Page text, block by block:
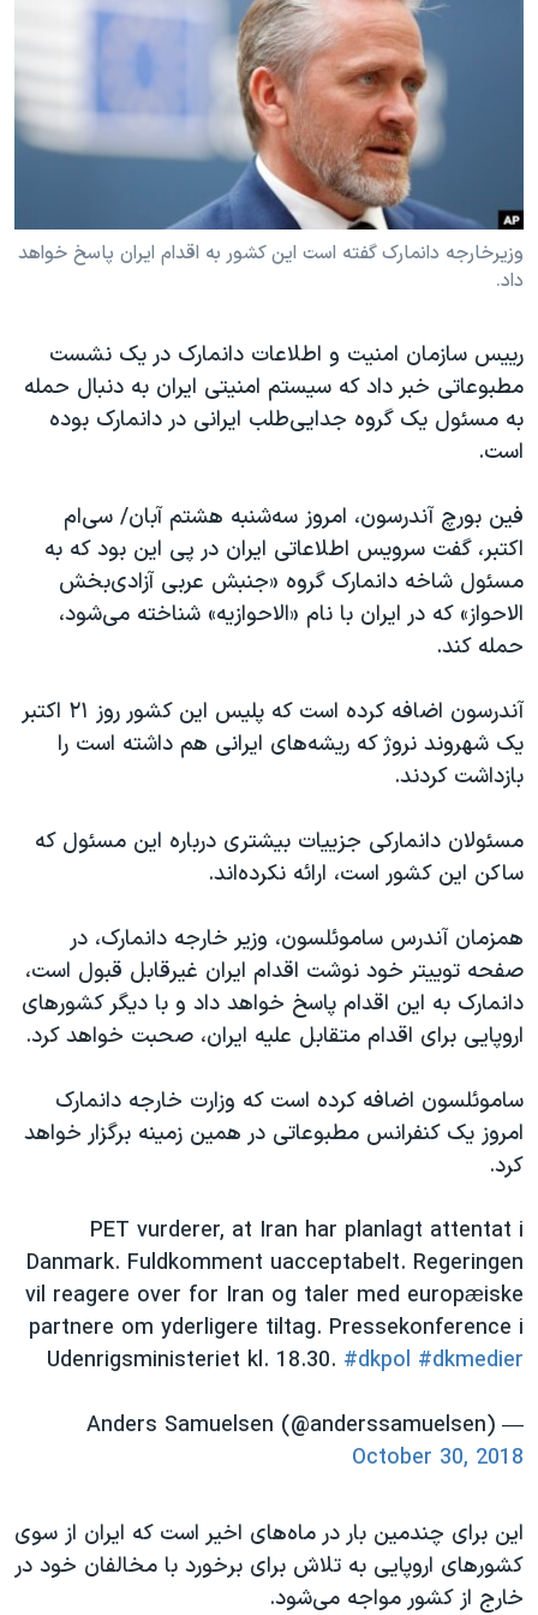
فرهنگ و زندگی
حقوق شهروندی
علم و فناوری
اسرائیل در جنگ
انتخابات ریاست جمهوری آمریکا ۲۰۲۴
حمله جمهوری اسلامی به اسرائیل
رمز مهسا
ورزش زنان در ایران
اعتراضات زن، زندگی، آزادی
دادگاه حمید نوری
چهل سال گروگان‌گیری
قانون شفافیت دارائی کادر رهبری ایران
اسرائیل در جنگ
نرگس محمدی برنده جایزه نوبل صلح
همایش محافظه‌کاران آمریکا «سی‌پک»
سفر پرزیدنت ترامپ به چین
زبانهای مختلف
وزیرخارجه دانمارک گفته است این کشور به اقدام ایران پاسخ خواهد
داد.
رییس سازمان امنیت و اطلاعات دانمارک در یک نشست
مطبوعاتی خبر داد که سیستم امنیتی ایران به دنبال حمله
به مسئول یک گروه جدایی‌طلب ایرانی در دانمارک بوده
است.
فین بورچ آندرسون، امروز سه‌شنبه هشتم آبان/ سی‌ام
اکتبر، گفت سرویس اطلاعاتی ایران در پی این بود که به
مسئول شاخه دانمارک گروه «جنبش عربی آزادی‌بخش
الاحواز‎» که در ایران با نام «الاحوازیه» شناخته می‌شود،
حمله کند.
آندرسون اضافه کرده است که پلیس این کشور روز ۲۱ اکتبر
یک شهروند نروژ که ریشه‌های ایرانی هم داشته است را
بازداشت کردند.
مسئولان دانمارکی جزییات بیشتری درباره این مسئول که
ساکن این کشور است، ارائه نکرده‌اند.
همزمان آندرس ساموئلسون، وزیر خارجه دانمارک، در
صفحه توییتر خود نوشت اقدام ایران غیرقابل قبول است،
دانمارک به این اقدام پاسخ خواهد داد و با دیگر کشورهای
اروپایی برای اقدام متقابل علیه ایران، صحبت خواهد کرد.
ساموئلسون اضافه کرده است که وزارت خارجه دانمارک
امروز یک کنفرانس مطبوعاتی در همین زمینه برگزار خواهد
کرد.
PET vurderer, at Iran har planlagt attentat i
Danmark. Fuldkomment uacceptabelt. Regeringen
vil reagere over for Iran og taler med europæiske
partnere om yderligere tiltag. Pressekonference i
Udenrigsministeriet kl. 18.30. #dkpol #dkmedier
— Anders Samuelsen (@anderssamuelsen)
October 30, 2018
این برای چندمین بار در ماه‌های اخیر است که ایران از سوی
کشورهای اروپایی به تلاش برای برخورد با مخالفان خود در
خارج از کشور مواجه می‌شود.